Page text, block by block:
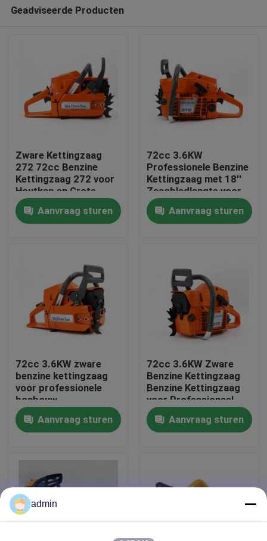
Thuis
Over ons
Neem contact met ons op
Vraag een offerte
Handbediend Mini Chainsaw
Geadviseerde Producten
Zware Kettingzaag
272 72cc Benzine
Kettingzaag 272 voor
Houtkap en Grote
Boom Snoei
Aanvraag sturen
72cc 3.6KW
Professionele Benzine
Kettingzaag met 18''
Zaagbladlengte voor
Zwaar Bosbouw- en
Agrarisch Werk
Aanvraag sturen
72cc 3.6KW zware
benzine kettingzaag
voor professionele
bosbouw
Aanvraag sturen
72cc 3.6KW Zware
Benzine Kettingzaag
Benzine Kettingzaag
voor Professioneel
Bosbouwwerk
Aanvraag sturen
admin